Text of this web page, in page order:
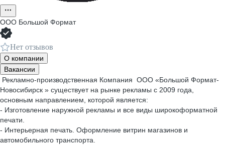
ООО Большой Формат
Нет отзывов
О компании
Вакансии
Рекламно-производственная Компания ООО «Большой Формат-
Новосибирск » существует на рынке рекламы с 2009 года,
основным направлением, которой является:
- Изготовление наружной рекламы и все виды широкоформатной
печати.
- Интерьерная печать. Оформление витрин магазинов и
автомобильного транспорта.